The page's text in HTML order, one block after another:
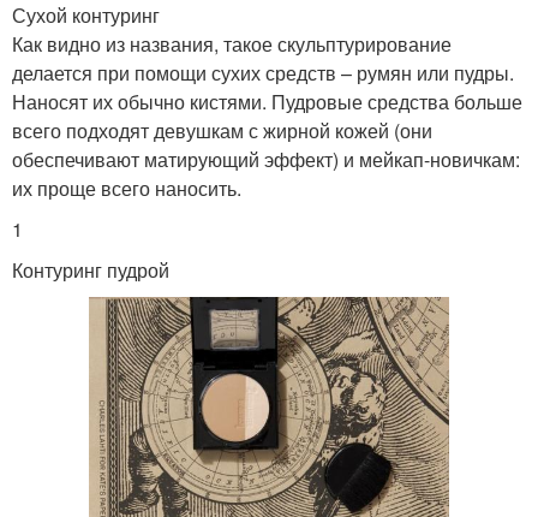
Сухой контуринг
Как видно из названия, такое скульптурирование
делается при помощи сухих средств – румян или пудры.
Наносят их обычно кистями. Пудровые средства больше
всего подходят девушкам с жирной кожей (они
обеспечивают матирующий эффект) и мейкап-новичкам:
их проще всего наносить.
1
Контуринг пудрой